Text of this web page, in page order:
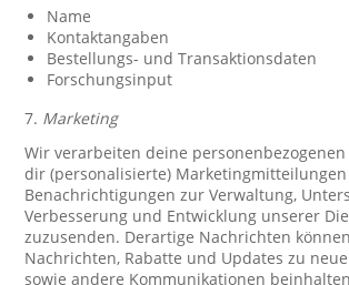
Name
Kontaktangaben
Bestellungs- und Transaktionsdaten
Forschungsinput
7. Marketing
Wir verarbeiten deine
dir (personalisierte)
Benachrichtigungen zur Verwaltung,
Verbesserung und Entwicklung unserer
zuzusenden. Derartige Nachrichten
Nachrichten, Rabatte und Updates zu
sowie andere Kommunikationen